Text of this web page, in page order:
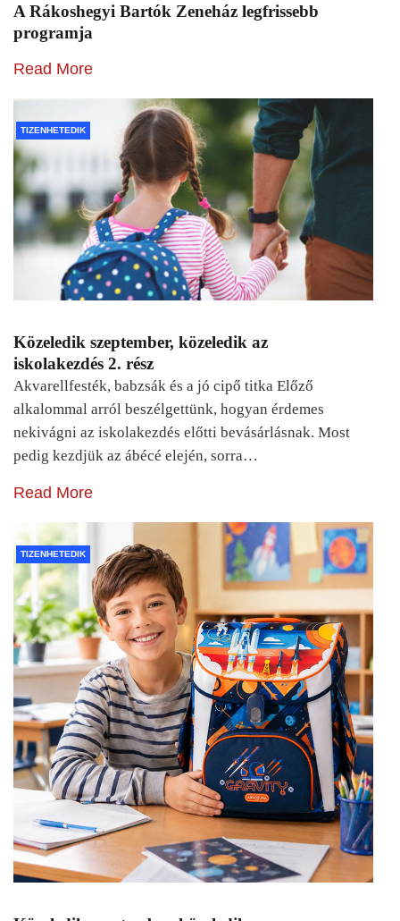
A Rákoshegyi Bartók Zeneház legfrissebb
programja
Read More
TIZENHETEDIK
Közeledik szeptember, közeledik az
iskolakezdés 2. rész
Akvarellfesték, babzsák és a jó cipő titka Előző
alkalommal arról beszélgettünk, hogyan érdemes
nekivágni az iskolakezdés előtti bevásárlásnak. Most
pedig kezdjük az ábécé elején, sorra…
Read More
TIZENHETEDIK